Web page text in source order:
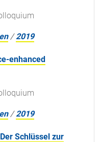
/2019
enhanced
/2019
Schlüssel zur